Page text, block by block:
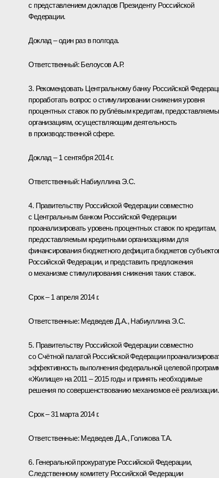
с представлением докладов Президенту Российской
Федерации.
Доклад – один раз в полгода.
Ответственный: Белоусов А.Р.
3. Рекомендовать Центральному банку Российской
проработать вопрос о стимулировании снижения уровня
процентных ставок по рублёвым кредитам,
организациям, осуществляющим деятельность
в производственной сфере.
Доклад – 1 сентября 2014 г.
Ответственный: Набиуллина Э.С.
4. Правительству Российской Федерации совместно
с Центральным банком Российской Федерации
проанализировать уровень процентных ставок по кредитам,
предоставляемым кредитными организациями для
финансирования бюджетного дефицита бюджетов
Российской Федерации, и представить предложения
о механизме стимулирования снижения таких ставок.
Срок – 1 апреля 2014 г.
Ответственные: Медведев Д.А., Набиуллина Э.С.
5. Правительству Российской Федерации совместно
со Счётной палатой Российской Федерации
эффективность выполнения федеральной целевой
«Жилище» на 2011 – 2015 годы и принять необходимые
решения по совершенствованию механизмов её реализации.
Срок – 31 марта 2014 г.
Ответственные: Медведев Д.А., Голикова Т.А.
6. Генеральной прокуратуре Российской Федерации,
Следственному комитету Российской Федерации